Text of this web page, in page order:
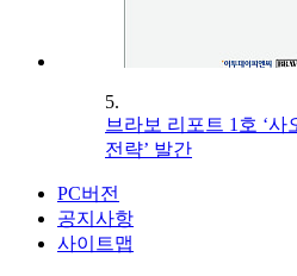
5.
브라보 리포트 1호 ‘사
전략’ 발간
PC버전
공지사항
사이트맵